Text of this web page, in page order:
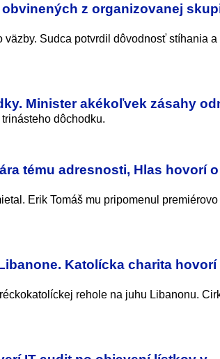
z organizovanej
Sudca potvrdil dôvodnosť stíhania a
Minister akékoľvek zásahy
dôchodku.
tému adresnosti, Hlas hovorí o
Erik Tomáš mu pripomenul premiérovo
Katolícka charita hovorí
rehole na juhu Libanonu.